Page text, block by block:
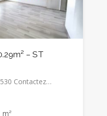
– ST
Contactez…
m²